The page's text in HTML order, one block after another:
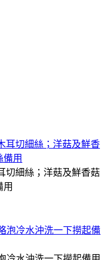
切細絲；洋菇及鮮香菇
用